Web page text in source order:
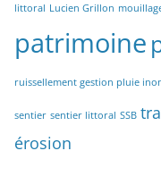
littoral Lucien Grillon
patrimoine
ruissellement gestion pluie
sentier sentier littoral SSB
érosion